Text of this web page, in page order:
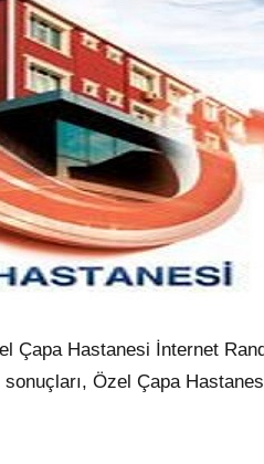
Çapa Hastanesi İnternet
Özel Çapa